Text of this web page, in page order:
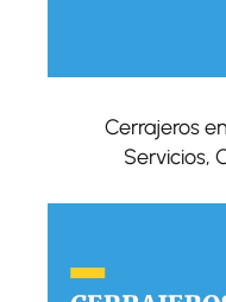
Cerrajeros
Servicios,